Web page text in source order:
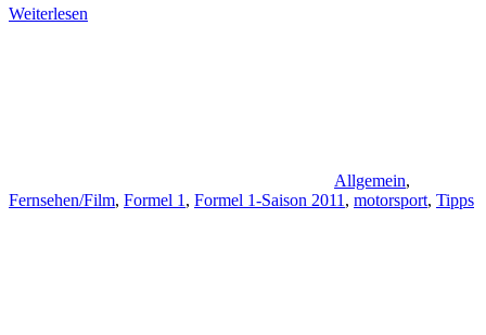
Weiterlesen
Allgemein,
Fernsehen/Film, Formel 1 , Formel 1-Saison 2011 , motorsport, Tipps